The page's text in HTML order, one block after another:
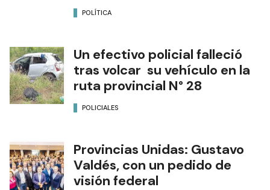
POLÍTICA
Un efectivo policial falleció
tras volcar su vehículo en la
ruta provincial N° 28
POLICIALES
Provincias Unidas: Gustavo
Valdés, con un pedido de
visión federal